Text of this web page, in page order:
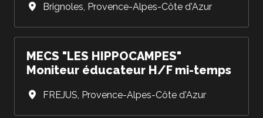
Brignoles, Provence-Alpes-Côte d'Azur
MECS "LES HIPPOCAMPES"
Moniteur éducateur H/F mi-temps
FREJUS, Provence-Alpes-Côte d'Azur